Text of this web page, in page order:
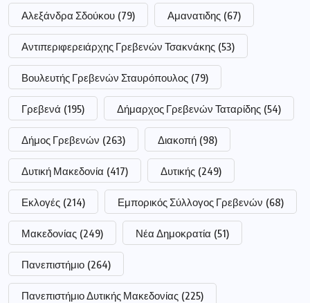
Αλεξάνδρα Σδούκου (79) Αμανατιδης (67)
Αντιπεριφερειάρχης Γρεβενών Τσακνάκης (53)
Βουλευτής Γρεβενών Σταυρόπουλος (79)
Γρεβενά (195) Δήμαρχος Γρεβενών Ταταρίδης (54)
Δήμος Γρεβενών (263) Διακοπή (98)
Δυτική Μακεδονία (417) Δυτικής (249)
Εκλογές (214) Εμπορικός Σύλλογος Γρεβενών (68)
Μακεδονίας (249) Νέα Δημοκρατία (51)
Πανεπιστήμιο (264)
Πανεπιστήμιο Δυτικής Μακεδονίας (225)